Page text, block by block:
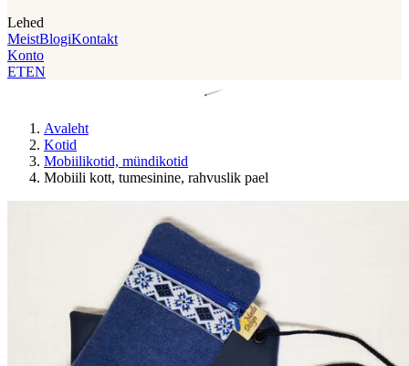
Lehed
MeistBlogiKontakt
Konto
ETEN
Avaleht
Kotid
Mobiilikotid, mündikotid
Mobiili kott, tumesinine, rahvuslik pael